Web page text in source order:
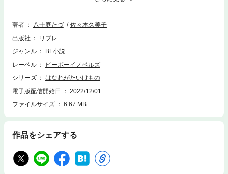
かに…！ 「目には見えぬ恋文を」ディリヤとユドハが奇祭・北壁登頂合戦
に参加！ アシュがわくわく大臣に就任！ ふたつの長編に加え、家族のき
らめく毎日を描くエピソードの数々、さらに佐々木久美子先生によるスペ
著者 八十庭たづ
佐々木久美子
出版社
リブレ
ジャンル
BL小説
レーベル
ビーボーイノベルズ
シリーズ
はなれがたいけもの
電子版配信開始日
2022/12/01
ファイルサイズ
6.67 MB
作品をシェアする